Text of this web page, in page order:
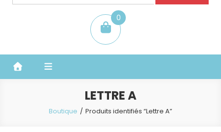
0
item
LETTRE A
Boutique Produits identifiés “Lettre A”